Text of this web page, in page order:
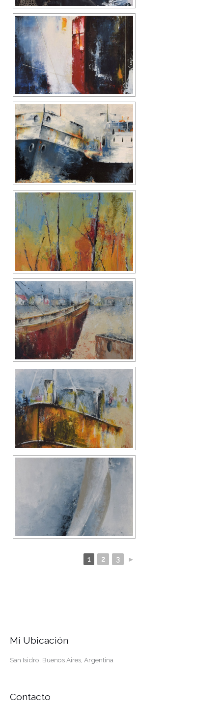
1 2 3 ►
Mi Ubicación
San Isidro, Buenos Aires, Argentina
Contacto